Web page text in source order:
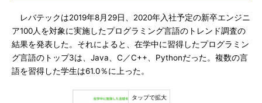
レバテックは2019年8月29日、2020年入社予定の新卒エンジニ
ア100人を対象に実施したプログラミング言語のトレンド調査の
結果を発表した。それによると、在学中に習得したプログラミン
グ言語のトップ3は、Java、C／C++、Pythonだった。複数の言
語を習得した学生は61.0％に上った。